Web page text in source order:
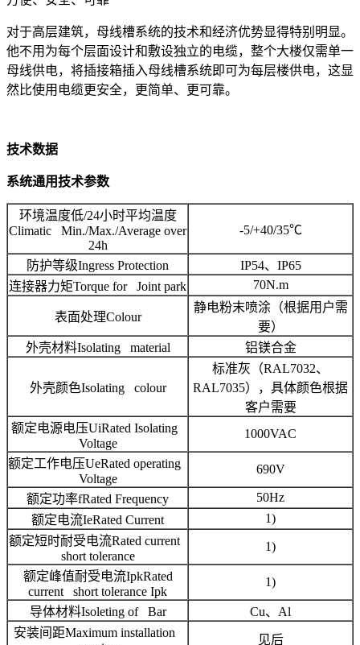
对于高层建筑，母线槽系统的技术和经济优势显得特别明显。
他不用为每个层面设计和敷设独立的电缆，整个大楼仅需单一
母线供电，将插接箱插入母线槽系统即可为每层楼供电，这显
然比使用电缆更安全，更简单、更可靠。
技术数据
系统通用技术参数
环境温度低/24小时平均温度
Climatic Min./Max./Average over
24h
-5/+40/35℃
防护等级Ingress Protection
IP54、IP65
连接器力矩Torque for Joint park
70N.m
表面处理Colour
静电粉末喷涂（根据用户需
要）
外壳材料Isolating material
铝镁合金
外壳颜色Isolating colour
标准灰（RAL7032、
RAL7035），具体颜色根据
客户需要
额定电源电压UiRated Isolating
Voltage
1000VAC
额定工作电压UeRated operating
Voltage
690V
额定功率fRated Frequency
50Hz
额定电流IeRated Current
1)
额定短时耐受电流Rated current
short tolerance
1)
额定峰值耐受电流IpkRated
current short tolerance Ipk
1)
导体材料Isoleting of Bar
Cu、Al
安装间距Maximum installation
见后